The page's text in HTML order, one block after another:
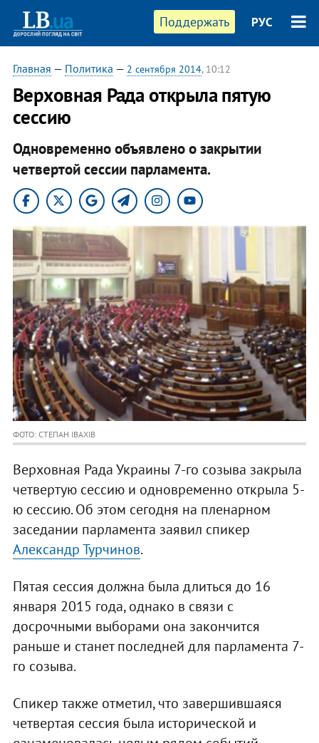
Поддержать РУС
Главная — Политика — 2 сентября 2014, 10:12
Верховная Рада открыла пятую
сессию
Одновременно объявлено о закрытии
четвертой сессии парламента.
ФОТО: СТЕПАН ІВАХІВ
Верховная Рада Украины 7-го созыва закрыла
четвертую сессию и одновременно открыла 5-
ю сессию. Об этом сегодня на пленарном
заседании парламента заявил спикер
Александр Турчинов.
Пятая сессия должна была длиться до 16
января 2015 года, однако в связи с
досрочными выборами она закончится
раньше и станет последней для парламента 7-
го созыва.
Спикер также отметил, что завершившаяся
четвертая сессия была исторической и